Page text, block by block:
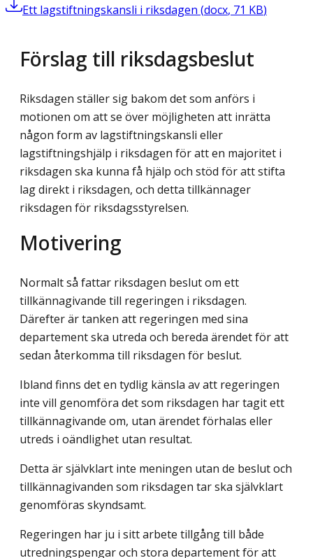
Ett lagstiftningskansli i riksdagen (docx, 71 KB)
Förslag till riksdagsbeslut
Riksdagen ställer sig bakom det som anförs i
motionen om att se över möjligheten att inrätta
någon form av lagstiftningskansli eller
lagstiftningshjälp i riksdagen för att en majoritet i
riksdagen ska kunna få hjälp och stöd för att stifta
lag direkt i riksdagen, och detta tillkännager
riksdagen för riksdagsstyrelsen.
Motivering
Normalt så fattar riksdagen beslut om ett
tillkännagivande till regeringen i riksdagen.
Därefter är tanken att regeringen med sina
departement ska utreda och bereda ärendet för att
sedan återkomma till riksdagen för beslut.
Ibland finns det en tydlig känsla av att regeringen
inte vill genomföra det som riks­dagen har tagit ett
tillkännagivande om, utan ärendet förhalas eller
utreds i oändlighet utan resultat.
Detta är självklart inte meningen utan de beslut och
tillkännagivanden som riks­dagen tar ska självklart
genomföras skyndsamt.
Regeringen har ju i sitt arbete tillgång till både
utredningspengar och stora departe­ment för att